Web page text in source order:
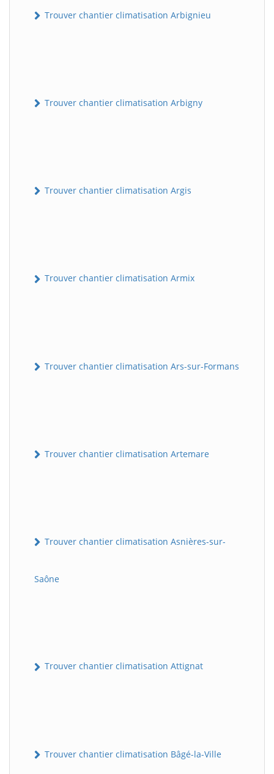
Trouver chantier climatisation Arbignieu
Trouver chantier climatisation Arbigny
Trouver chantier climatisation Argis
Trouver chantier climatisation Armix
Trouver chantier climatisation Ars-sur-Formans
Trouver chantier climatisation Artemare
Trouver chantier climatisation Asnières-sur-
Saône
Trouver chantier climatisation Attignat
Trouver chantier climatisation Bâgé-la-Ville